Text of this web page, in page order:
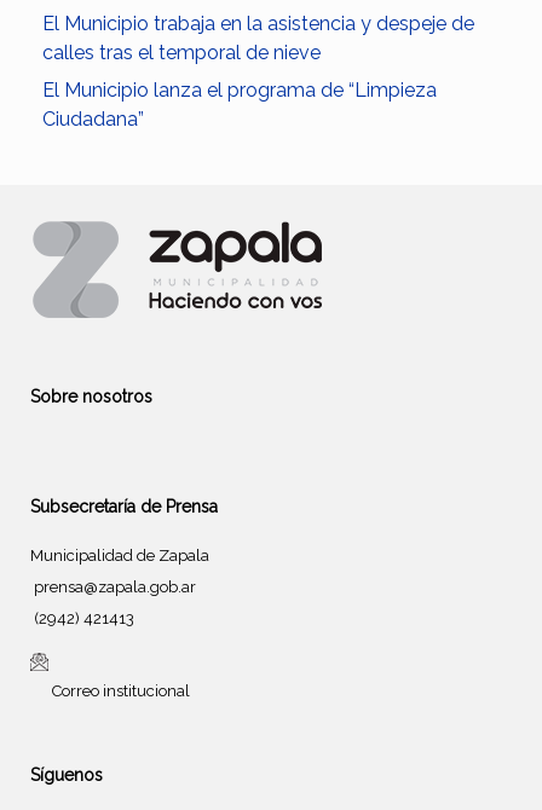
El Municipio trabaja en la asistencia y despeje de
calles tras el temporal de nieve
El Municipio lanza el programa de “Limpieza
Ciudadana”
Sobre nosotros
Subsecretaría de Prensa
Municipalidad de Zapala
prensa@zapala.gob.ar
(2942) 421413
Correo institucional
Síguenos